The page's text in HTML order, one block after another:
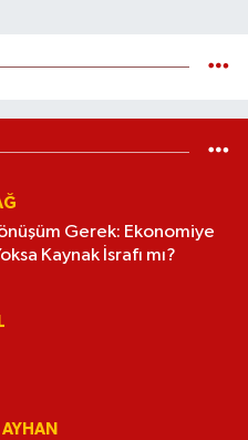
Gerek: Ekonomiye
Kaynak İsrafı mı?